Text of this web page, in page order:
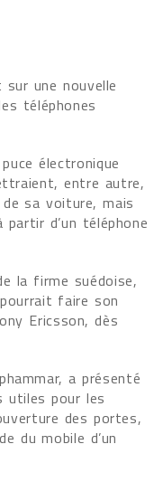
sur une nouvelle
téléphones
électronique
entre autre,
sa voiture, mais
d’un téléphone
la firme suédoise,
faire son
Ericsson, dès
a présenté
utiles pour les
des portes,
du mobile d’un